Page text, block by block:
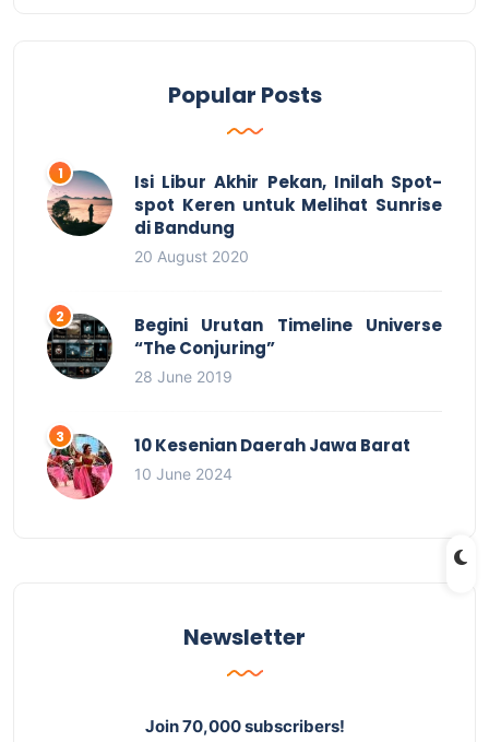
Popular Posts
Isi Libur Akhir Pekan, Inilah Spot-
spot Keren untuk Melihat Sunrise
di Bandung
20 August 2020
Begini Urutan Timeline Universe
“The Conjuring”
28 June 2019
10 Kesenian Daerah Jawa Barat
10 June 2024
Newsletter
Join 70,000 subscribers!